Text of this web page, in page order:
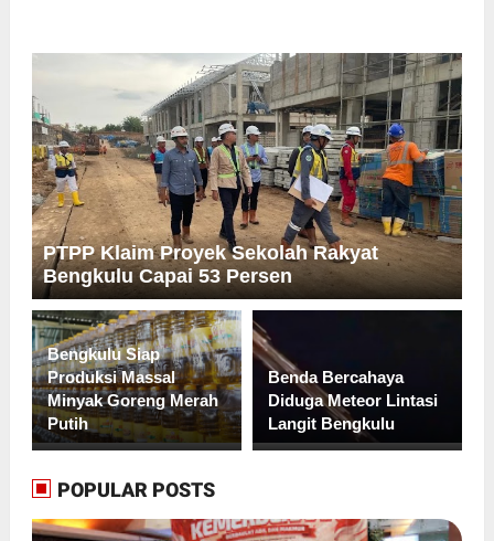
PTPP Klaim Proyek Sekolah Rakyat
Bengkulu Capai 53 Persen
Bengkulu Siap
Produksi Massal
Minyak Goreng Merah
Putih
Benda Bercahaya
Diduga Meteor Lintasi
Langit Bengkulu
POPULAR POSTS